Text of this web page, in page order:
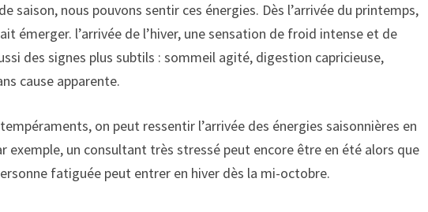
saison, nous pouvons sentir ces énergies. Dès l’arrivée du printemps,
émerger. l’arrivée de l’hiver, une sensation de froid intense et de
des signes plus subtils : sommeil agité, digestion capricieuse,
cause apparente.
on peut ressentir l’arrivée des énergies saisonnières en
exemple, un consultant très stressé peut encore être en été alors que
fatiguée peut entrer en hiver dès la mi-octobre.